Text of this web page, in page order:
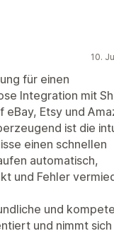
10.
für einen
Integration mit
Etsy und
ist die
einen schnellen
automatisch,
und Fehler
und
und nimmt sich